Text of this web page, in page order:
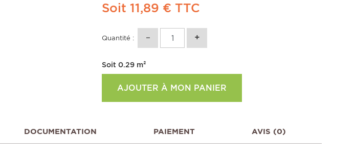
Soit11,89 € TTC
Quantité :
Soit0.29 m²
AJOUTER À MON PANIER
DOCUMENTATION PAIEMENT AVIS (0)